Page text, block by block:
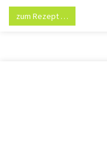
zum Rezept …